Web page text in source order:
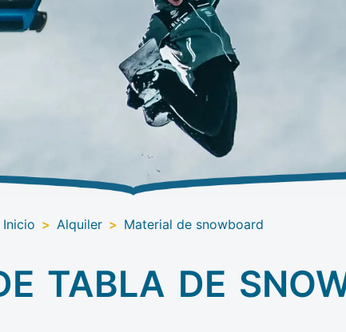
Inicio > Alquiler > Material de snowboard
tabla de